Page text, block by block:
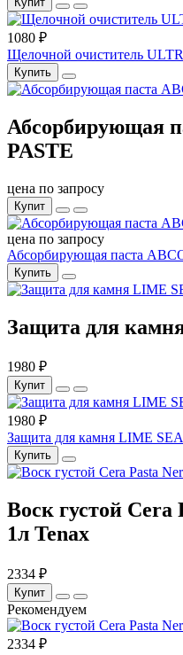
1080 ₽
Щелочной очиститель
Купить
Абсорбирующая
PASTE
цена по запросу
Купит
цена по запросу
Абсорбирующая паста
Купить
Защита для
1980 ₽
Купит
1980 ₽
Защита для камня LIME
Купить
Воск густой
1л Tenax
2334 ₽
Купит
Рекомендуем
2334 ₽